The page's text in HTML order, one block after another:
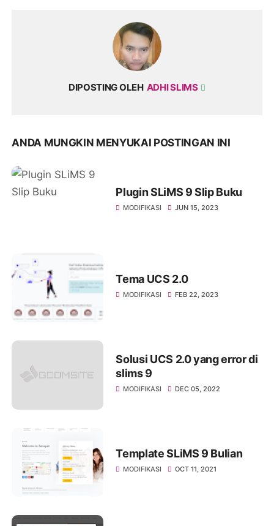
DIPOSTING OLEH ADHI SLIMS
ANDA MUNGKIN MENYUKAI POSTINGAN INI
Plugin SLiMS 9 Slip Buku
MODIFIKASI JUN 15, 2023
Tema UCS 2.0
MODIFIKASI FEB 22, 2023
Solusi UCS 2.0 yang error di
slims 9
MODIFIKASI DEC 05, 2022
Template SLiMS 9 Bulian
MODIFIKASI OCT 11, 2021